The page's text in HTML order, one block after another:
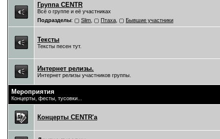
Группа CENTR
Всё о группе и её участниках
Подразделы: Slim Птаха Бывшие участники
Тексты
Тексты песен тут.
Интернет релизы.
Интернет релизы участников группы.
Мероприятия
Концерты, фесты, тусовки...
Концерты CENTR'a